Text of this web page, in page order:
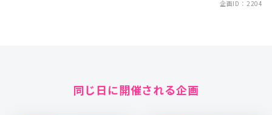
企画ID：2204
同じ日に開催される企画